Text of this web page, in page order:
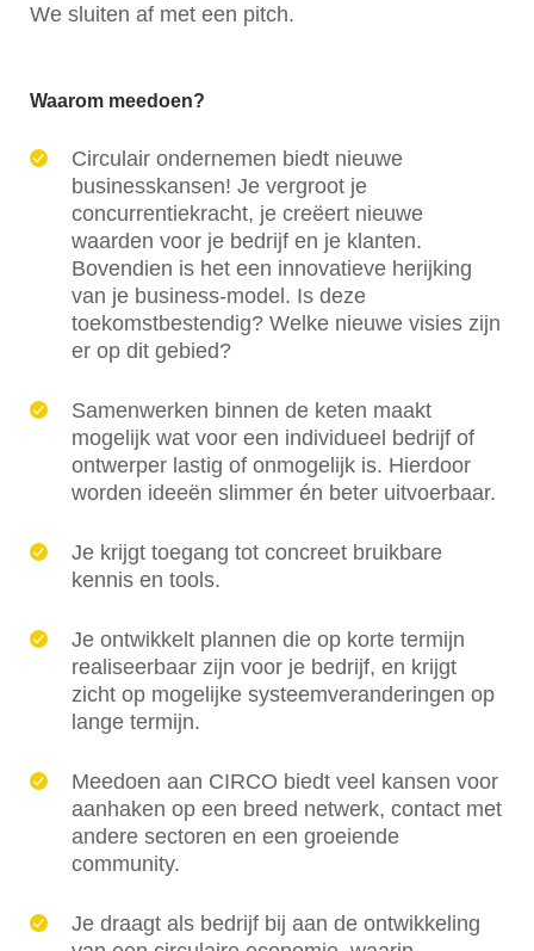
We sluiten af met een pitch.
Waarom meedoen?
Circulair ondernemen biedt nieuwe
businesskansen! Je vergroot je
concurrentiekracht, je creëert nieuwe
waarden voor je bedrijf en je klanten.
Bovendien is het een innovatieve herijking
van je business-model. Is deze
toekomstbestendig? Welke nieuwe visies zijn
er op dit gebied?
Samenwerken binnen de keten maakt
mogelijk wat voor een individueel bedrijf of
ontwerper lastig of onmogelijk is. Hierdoor
worden ideeën slimmer én beter uitvoerbaar.
Je krijgt toegang tot concreet bruikbare
kennis en tools.
Je ontwikkelt plannen die op korte termijn
realiseerbaar zijn voor je bedrijf, en krijgt
zicht op mogelijke systeemveranderingen op
lange termijn.
Meedoen aan CIRCO biedt veel kansen voor
aanhaken op een breed netwerk, contact met
andere sectoren en een groeiende
community.
Je draagt als bedrijf bij aan de ontwikkeling